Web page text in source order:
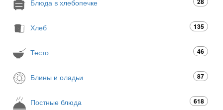
Блюда в хлебопечке
Хлеб 135
Тесто 46
Блины и оладьи 87
Постные блюда 618